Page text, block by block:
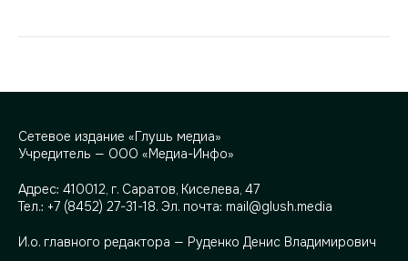
Сетевое издание «Глушь медиа»
Учредитель — ООО «Медиа-Инфо»
Адрес: 410012, г. Саратов, Киселева, 47
Тел.: +7 (8452) 27-31-18. Эл. почта: mail@glush.media
И.о. главного редактора — Руденко Денис Владимирович